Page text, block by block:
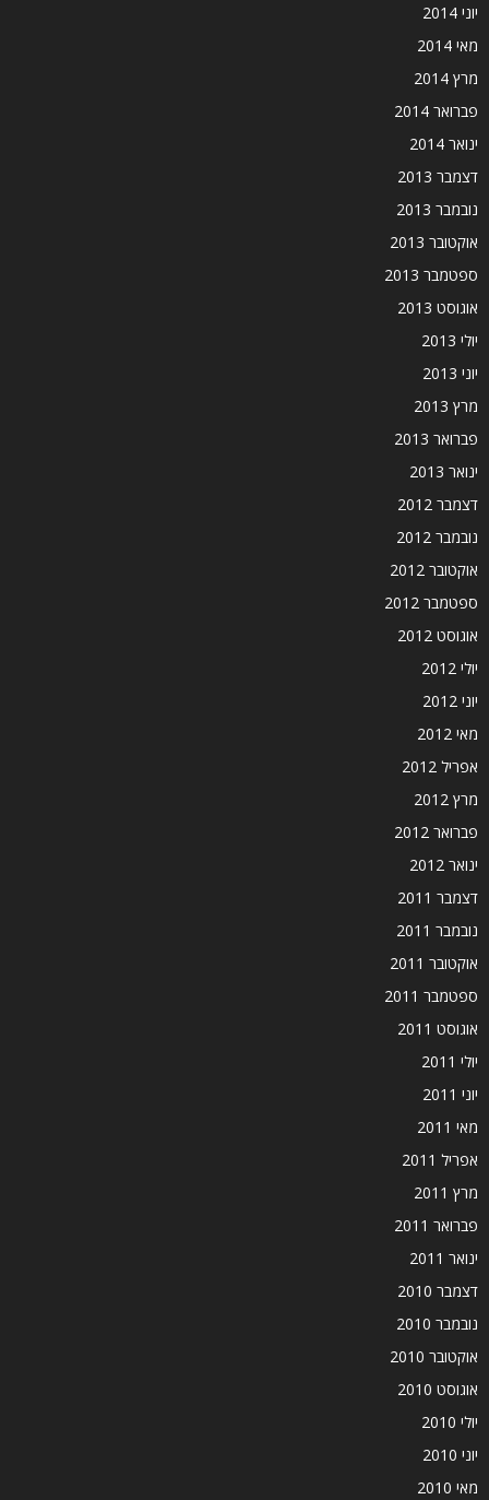
יוני 2014
מאי 2014
מרץ 2014
פברואר 2014
ינואר 2014
דצמבר 2013
נובמבר 2013
אוקטובר 2013
ספטמבר 2013
אוגוסט 2013
יולי 2013
יוני 2013
מרץ 2013
פברואר 2013
ינואר 2013
דצמבר 2012
נובמבר 2012
אוקטובר 2012
ספטמבר 2012
אוגוסט 2012
יולי 2012
יוני 2012
מאי 2012
אפריל 2012
מרץ 2012
פברואר 2012
ינואר 2012
דצמבר 2011
נובמבר 2011
אוקטובר 2011
ספטמבר 2011
אוגוסט 2011
יולי 2011
יוני 2011
מאי 2011
אפריל 2011
מרץ 2011
פברואר 2011
ינואר 2011
דצמבר 2010
נובמבר 2010
אוקטובר 2010
אוגוסט 2010
יולי 2010
יוני 2010
מאי 2010